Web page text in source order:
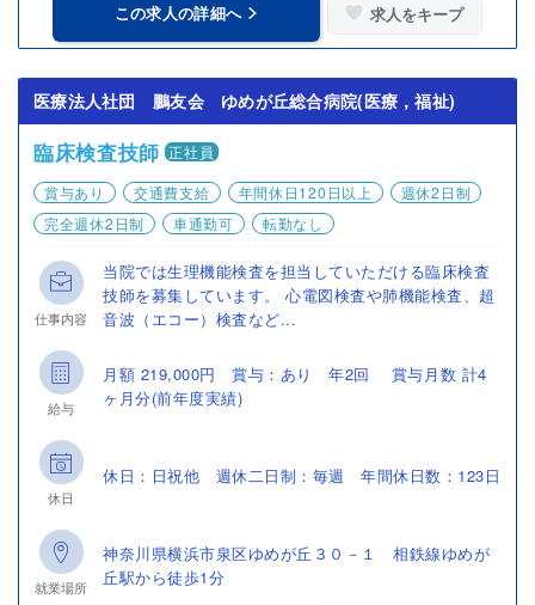
この求人の詳細へ 求人をキープ
医療法人社団 鵬友会 ゆめが丘総合病院(医療，福祉)
臨床検査技師 正社員
賞与あり
交通費支給 年間休日120日以上
週休2日制
完全週休2日制
車通勤可 転勤なし
仕事内容
当院では生理機能検査を担当していただける臨床検査
技師を募集しています。 心電図検査や肺機能検査、超
音波（エコー）検査など...
給与
月額 219,000円 賞与：あり 年2回 賞与月数 計4
ヶ月分(前年度実績)
休日
休日：日祝他 週休二日制：毎週 年間休日数：123日
就業場所
神奈川県横浜市泉区ゆめが丘３０－１ 相鉄線ゆめが
丘駅から徒歩1分